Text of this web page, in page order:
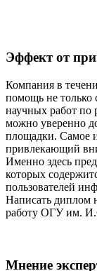
Эффект от
Компания в
помощь не только
научных работ по
можно уверенно
площадки. Самое
привлекающий
Именно здесь
которых
пользователей
Написать
работу ОГУ им.
Мнение